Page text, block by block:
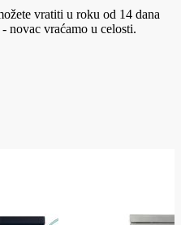
vratiti u roku od 14 dana
novac vraćamo u celosti.